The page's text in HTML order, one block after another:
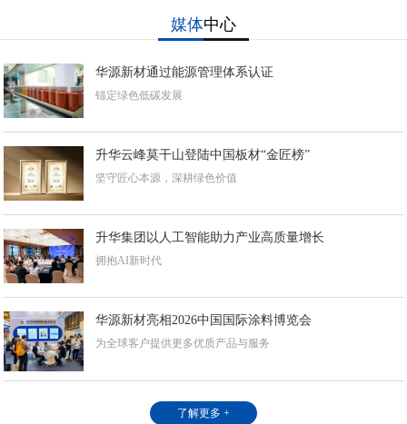
媒体中心
华源新材通过能源管理体系认证
锚定绿色低碳发展
升华云峰莫干山登陆中国板材“金匠榜”
坚守匠心本源，深耕绿色价值
升华集团以人工智能助力产业高质量增长
拥抱AI新时代
华源新材亮相2026中国国际涂料博览会
为全球客户提供更多优质产品与服务
了解更多 +